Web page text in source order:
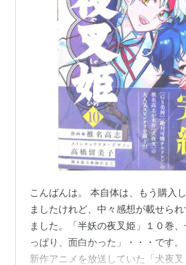
こんばんは。 本自体は、もう購入
ましたけれど、中々感想が載せら
ました。「半妖の夜叉姫」１０巻
っぱり、面白かった」・・・です
新作アニメを放送していた「犬夜